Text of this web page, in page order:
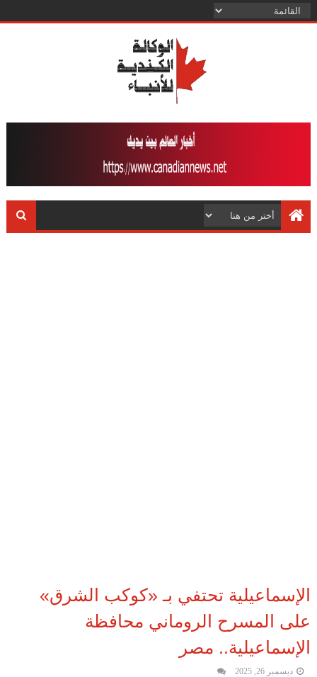
الإسماعيلية تحتفي بـ «كوكب الشرق»
على المسرح الروماني محافظة
الإسماعيلية.. مصر
ديسمبر 26, 2025